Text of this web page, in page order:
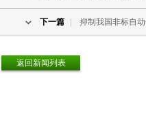
下一篇 抑制我国非标自
返回新闻列表